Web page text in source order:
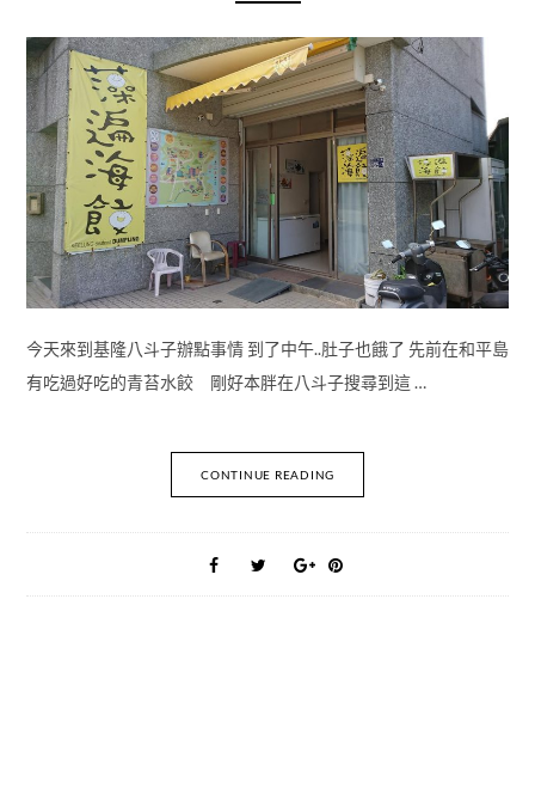
今天來到基隆八斗子辦點事情 到了中午..肚子也餓了 先前在和平島
有吃過好吃的青苔水餃 剛好本胖在八斗子搜尋到這 …
CONTINUE READING